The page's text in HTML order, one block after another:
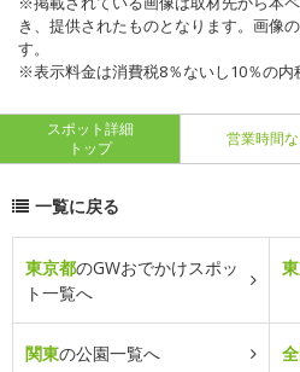
き、提供されたものとなります。画像
す。
※表示料金は消費税8％ないし10％の内
スポット詳細
トップ
営業時間
一覧に戻る
東京都のGWおでかけスポッ
ト一覧へ
関東の公園一覧へ